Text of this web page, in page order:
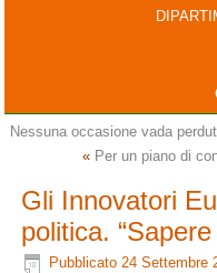
Nessuna occasione vada
« Per un piano di
Gli Innovatori
politica. “Sapere
Pubblicato 24 Settembre